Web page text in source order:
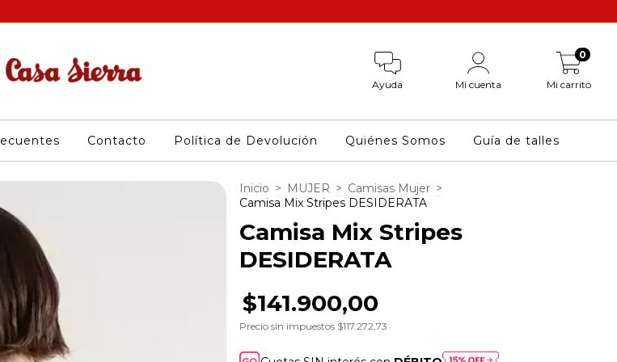
Ayuda Mi cuenta Mi carrito
0
Contacto Política de Devolución Quiénes Somos Guía de talles
Inicio > MUJER > Camisas Mujer >
Camisa Mix Stripes DESIDERATA
Camisa Mix Stripes
DESIDERATA
$141.900,00
Precio sin impuestos $117.272,73